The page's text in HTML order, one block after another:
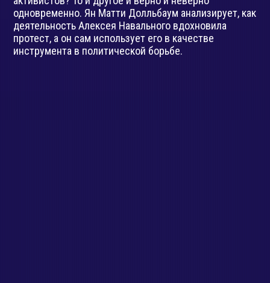
одновременно. Ян Матти Долльбаум анализирует, как
деятельность Алексея Навального вдохновила
протест, а он сам использует его в качестве
инструмента в политической борьбе.